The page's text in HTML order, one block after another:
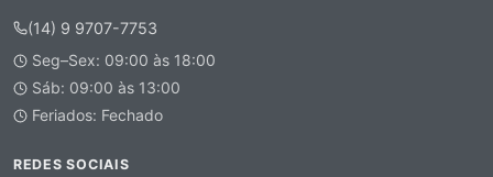
(14) 9 9707-7753
Seg–Sex: 09:00 às 18:00
Sáb: 09:00 às 13:00
Feriados: Fechado
REDES SOCIAIS